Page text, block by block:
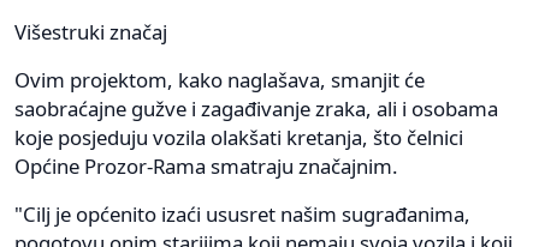
Višestruki značaj
Ovim projektom, kako naglašava, smanjit će
saobraćajne gužve i zagađivanje zraka, ali i osobama
koje posjeduju vozila olakšati kretanja, što čelnici
Općine Prozor-Rama smatraju značajnim.
"Cilj je općenito izaći ususret našim sugrađanima,